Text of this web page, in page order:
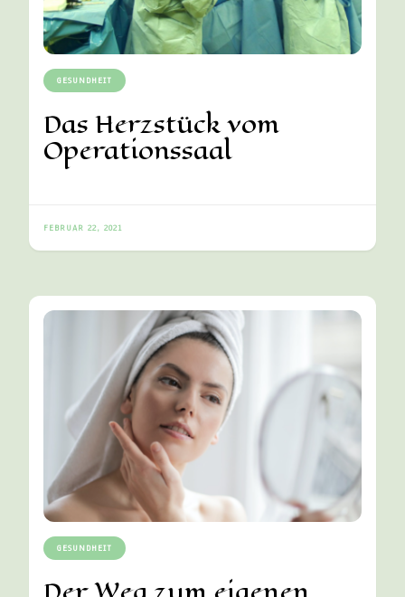
GESUNDHEIT
Das Herzstück vom
Operationssaal
FEBRUAR 22, 2021
GESUNDHEIT